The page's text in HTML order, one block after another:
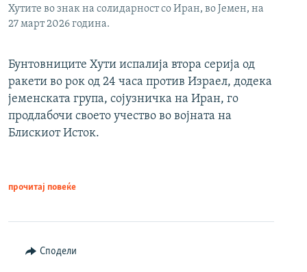
Хутите во знак на солидарност со Иран, во Јемен, на
27 март 2026 година.
Бунтовниците Хути испалија втора серија од
ракети во рок од 24 часа против Израел, додека
јеменската група, сојузничка на Иран, го
продлабочи своето учество во војната на
Блискиот Исток.
прочитај повеќе
Сподели